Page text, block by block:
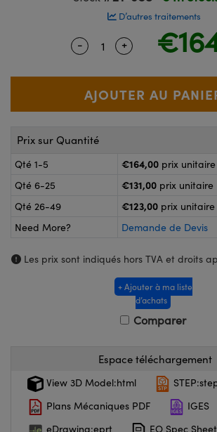
ou Coupleurs
: Caméras
Optiques Lightpath
Gratings™
Optiques de SCHOTT
D’autres traitements
Quantity Selector
- Use the plus and
+
Prix sur Quantité
Qté 1-5 €164,00 prix unitaire
Qté 6-25
€131,00 prix unitaire
Qté 26-49
€123,00 prix unitaire
Need More?
Demande de Devis
Les prix sont indiqués hors TVA et droits
+ Ajouter à ma liste
d’achats
Comparer
Espace téléchargement
View 3D Model:html
Plans Mécaniques PDF
IGES
eDrawing:eprt
EO Spec Sheet